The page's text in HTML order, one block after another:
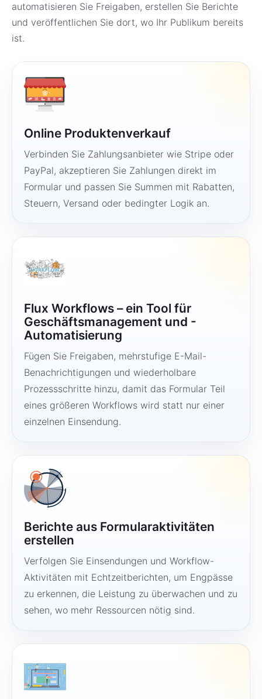
automatisieren Sie Freigaben, erstellen Sie Berichte
und veröffentlichen Sie dort, wo Ihr Publikum bereits
ist.
Online Produktenverkauf
Verbinden Sie Zahlungsanbieter wie Stripe oder
PayPal, akzeptieren Sie Zahlungen direkt im
Formular und passen Sie Summen mit Rabatten,
Steuern, Versand oder bedingter Logik an.
Flux Workflows – ein Tool für
Geschäftsmanagement und -
Automatisierung
Fügen Sie Freigaben, mehrstufige E-Mail-
Benachrichtigungen und wiederholbare
Prozessschritte hinzu, damit das Formular Teil
eines größeren Workflows wird statt nur einer
einzelnen Einsendung.
Berichte aus Formularaktivitäten
erstellen
Verfolgen Sie Einsendungen und Workflow-
Aktivitäten mit Echtzeitberichten, um Engpässe
zu erkennen, die Leistung zu überwachen und zu
sehen, wo mehr Ressourcen nötig sind.